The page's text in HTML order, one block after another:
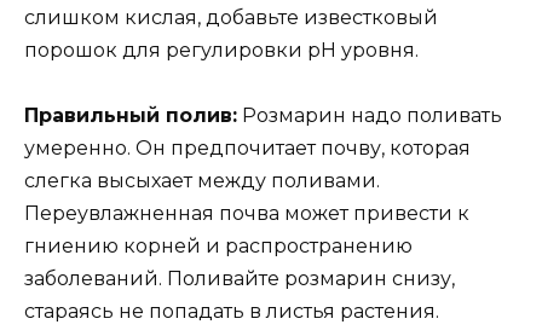
слишком кислая, добавьте известковый
порошок для регулировки pH уровня.
Правильный полив: Розмарин надо поливать
умеренно. Он предпочитает почву, которая
слегка высыхает между поливами.
Переувлажненная почва может привести к
гниению корней и распространению
заболеваний. Поливайте розмарин снизу,
стараясь не попадать в листья растения.